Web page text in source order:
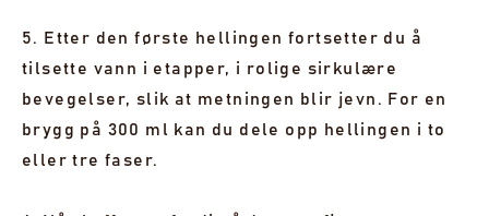
5. Etter den første hellingen fortsetter du å
tilsette vann i etapper, i rolige sirkulære
bevegelser, slik at metningen blir jevn. For en
brygg på 300 ml kan du dele opp hellingen i to
eller tre faser.